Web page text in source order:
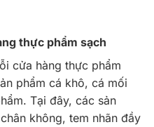
thực phẩm sạch
cửa hàng thực phẩm
phẩm cá khô, cá mối
Tại đây, các sản
không, tem nhãn đầy